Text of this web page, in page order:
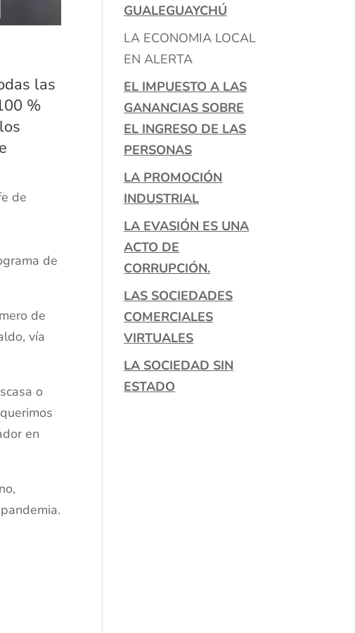
las
%
de
de
de
vía
o
en
GUALEGUAYCHÚ
LA ECONOMIA LOCAL
EN ALERTA
EL IMPUESTO A LAS
GANANCIAS SOBRE
EL INGRESO DE LAS
PERSONAS
LA PROMOCIÓN
INDUSTRIAL
LA EVASIÓN ES UNA
ACTO DE
CORRUPCIÓN.
LAS SOCIEDADES
COMERCIALES
VIRTUALES
LA SOCIEDAD SIN
ESTADO